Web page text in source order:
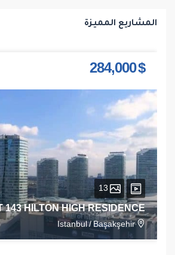
المشاريع المميزة
$ 284,000
143 HILTON HIGH RESIDENCE
Istanbul / Başakşehir